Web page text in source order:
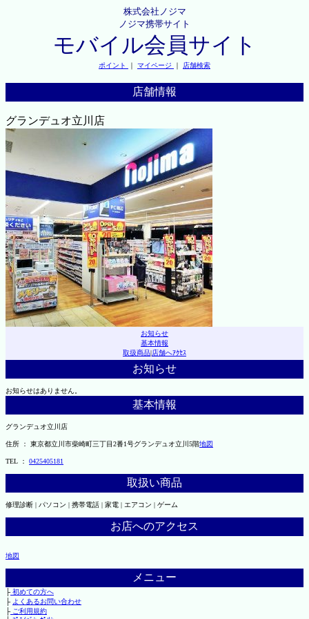
株式会社ノジマ
ノジマ携帯サイト
モバイル会員サイト
ポイント ｜ マイページ ｜ 店舗検索
店舗情報
グランデュオ立川店
お知らせ
基本情報
取扱商品|店舗へｱｸｾｽ
お知らせ
お知らせはありません。
基本情報
グランデュオ立川店
住所 ： 東京都立川市柴崎町三丁目2番1号グランデュオ立川5階地図
TEL ： 0425405181
取扱い商品
修理診断 | パソコン | 携帯電話 | 家電 | エアコン | ゲーム
お店へのアクセス
地図
メニュー
├初めての方へ
├ よくあるお問い合わせ
├ご利用規約